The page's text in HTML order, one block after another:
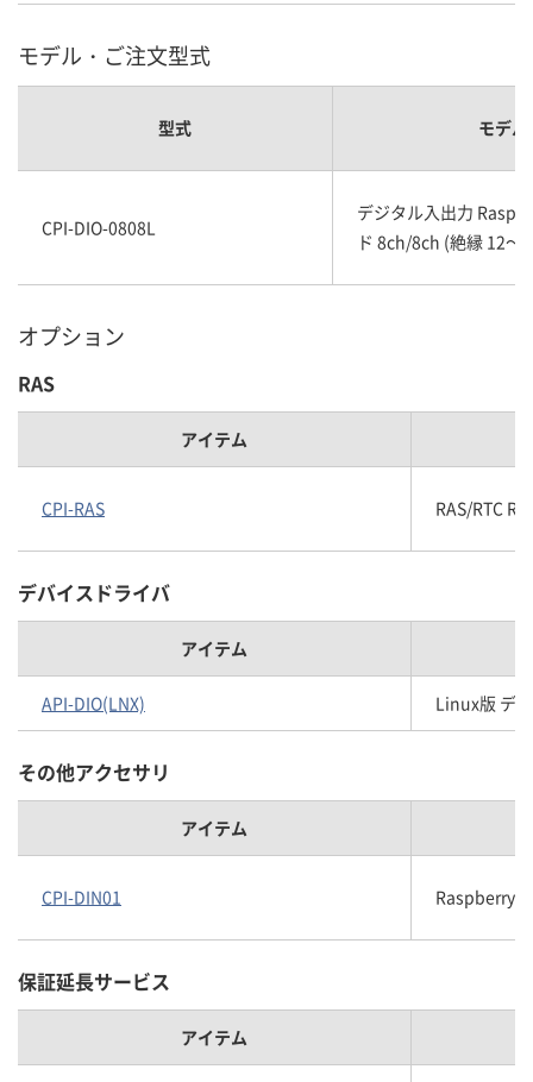
モデル・ご注文型式
型式 モデル
CPI-DIO-0808L
デジタル入出力
ド 8ch/8ch (絶縁 12～
オプション
RAS
アイテム
CPI-RAS RAS/RTC
デバイスドライバ
アイテム
API-DIO(LNX) Linux版 デ
その他アクセサリ
アイテム
CPI-DIN01 Raspberry
保証延長サービス
アイテム